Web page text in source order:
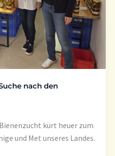
nach den
kürt heuer zum
und Met unseres Landes.